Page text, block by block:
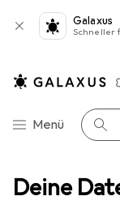
Deine
Galaxus
Schneller
Navigation nach
Menü Suche
Möbel